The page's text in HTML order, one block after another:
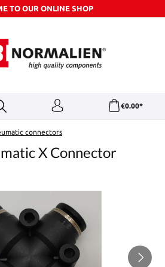
TO OUR ONLINE SHOP
€0.00*
connectors
X Connector